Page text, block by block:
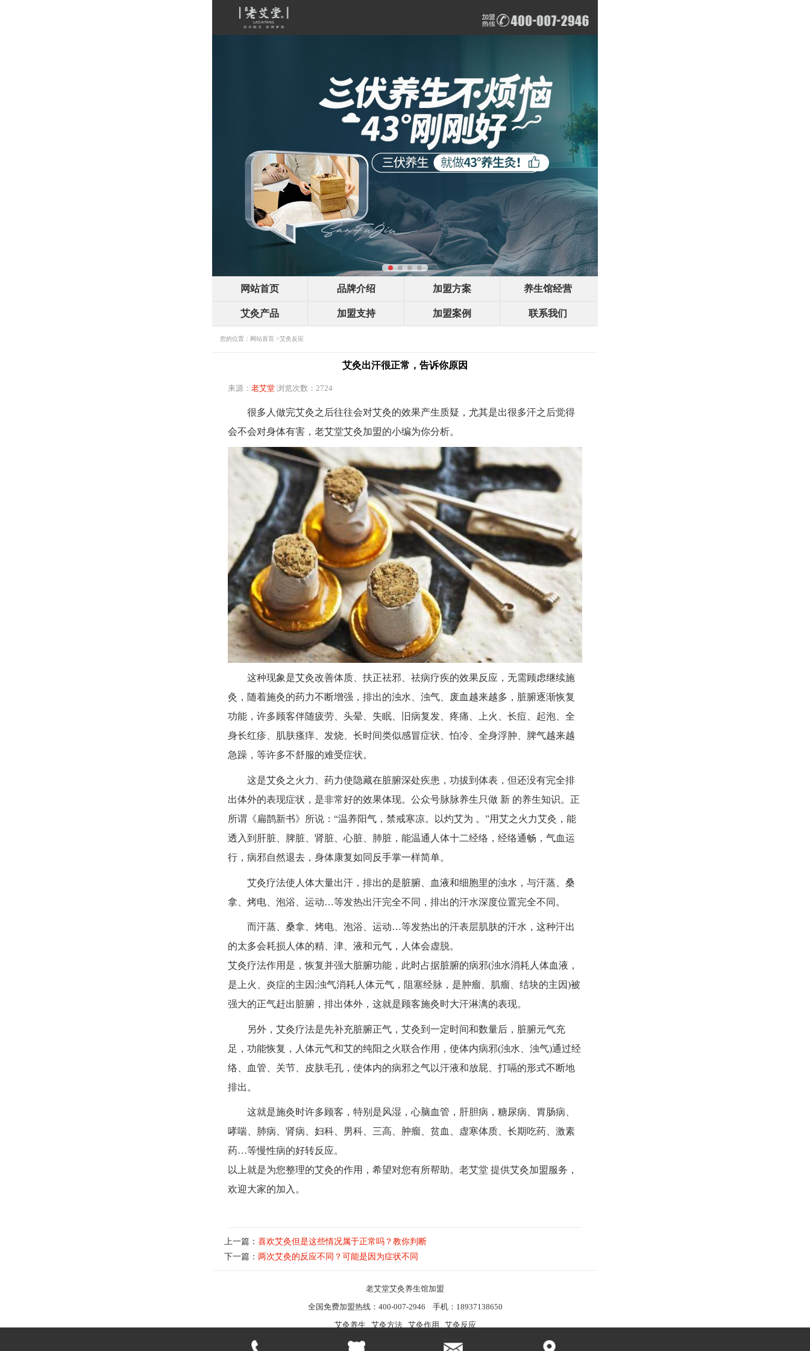
网站首页 品牌介绍 加盟方案 养生馆经营
艾灸产品 加盟支持 加盟案例 联系我们
您的位置： 网站首页>艾灸反应
艾灸出汗很正常，告诉你原因
来源： 老艾堂浏览次数：2724
很多人做完艾灸之后往往会对艾灸的效果产生质疑，尤其是出很多汗之后觉得
会不会对身体有害，老艾堂艾灸加盟的小编为你分析。
这种现象是艾灸改善体质、扶正祛邪、祛病疗疾的效果反应，无需顾虑继续施
灸，随着施灸的药力不断增强，排出的浊水、浊气、废血越来越多，脏腑逐渐恢复
功能，许多顾客伴随疲劳、头晕、失眠、旧病复发、疼痛、上火、长痘、起泡、全
身长红疹、肌肤瘙痒、发烧、长时间类似感冒症状、怕冷、全身浮肿、脾气越来越
急躁，等许多不舒服的难受症状。
这是艾灸之火力、药力使隐藏在脏腑深处疾患，功拔到体表，但还没有完全排
出体外的表现症状，是非常好的效果体现。公众号脉脉养生只做 新 的养生知识。正
所谓《扁鹊新书》所说：“温养阳气，禁戒寒凉。以灼艾为 。”用艾之火力艾灸，能
透入到肝脏、脾脏、肾脏、心脏、肺脏，能温通人体十二经络，经络通畅，气血运
行，病邪自然退去，身体康复如同反手掌一样简单。
艾灸疗法使人体大量出汗，排出的是脏腑、血液和细胞里的浊水，与汗蒸、桑
拿、烤电、泡浴、运动…等发热出汗完全不同，排出的汗水深度位置完全不同。
而汗蒸、桑拿、烤电、泡浴、运动…等发热出的汗表层肌肤的汗水，这种汗出
的太多会耗损人体的精、津、液和元气，人体会虚脱。
艾灸疗法作用是，恢复并强大脏腑功能，此时占据脏腑的病邪(浊水消耗人体血液，
是上火、炎症的主因;浊气消耗人体元气，阻塞经脉，是肿瘤、肌瘤、结块的主因)被
强大的正气赶出脏腑，排出体外，这就是顾客施灸时大汗淋漓的表现。
另外，艾灸疗法是先补充脏腑正气，艾灸到一定时间和数量后，脏腑元气充
足，功能恢复，人体元气和艾的纯阳之火联合作用，使体内病邪(浊水、浊气)通过经
络、血管、关节、皮肤毛孔，使体内的病邪之气以汗液和放屁、打嗝的形式不断地
排出。
这就是施灸时许多顾客，特别是风湿，心脑血管，肝胆病，糖尿病、胃肠病、
哮喘、肺病、肾病、妇科、男科、三高、肿瘤、贫血、虚寒体质、长期吃药、激素
药…等慢性病的好转反应。
以上就是为您整理的艾灸的作用，希望对您有所帮助。老艾堂 提供艾灸加盟服务，
欢迎大家的加入。
上一篇： 喜欢艾灸但是这些情况属于正常吗？教你判断
下一篇： 两次艾灸的反应不同？可能是因为症状不同
老艾堂艾灸养生馆加盟
全国免费加盟热线：400-007-2946 手机：18937138650
艾灸养生 艾灸方法 艾灸作用 艾灸反应